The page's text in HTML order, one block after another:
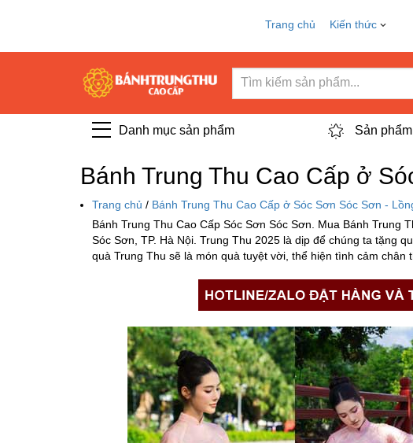
Trang chủ Kiến thức
Danh mục sản phẩm Sản
Bánh Trung Thu Cao Cấp ở
Trang chủ / Bánh Trung Thu Cao Cấp ở Sóc Sơn Sóc Sơn -
Bánh Trung Thu Cao Cấp Sóc Sơn Sóc Sơn. Mua Bánh Trung
Sóc Sơn, TP. Hà Nội. Trung Thu 2025 là dịp để chúng ta tặng
quà Trung Thu sẽ là món quà tuyệt vời, thể hiện tình cảm chân